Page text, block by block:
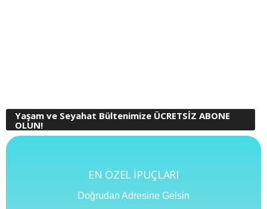
Yaşam ve Seyahat Bültenimize ÜCRETSİZ ABONE
OLUN!
EN ÖZEL İPUÇLARI
Doğrudan Adresine Gelsin